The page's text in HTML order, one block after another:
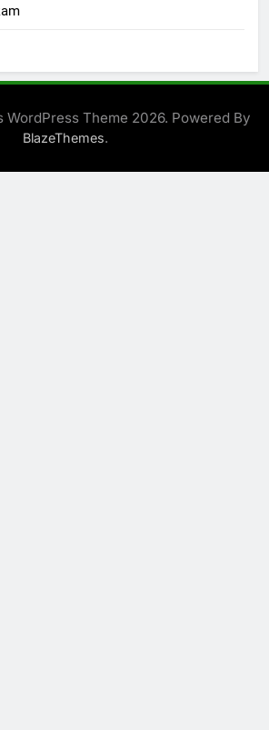
WordPress Theme 2026. Powered By
BlazeThemes.